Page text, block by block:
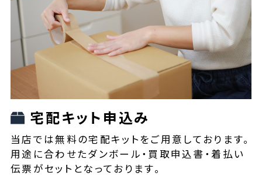
宅配キット申込み
当店では無料の宅配キットをご用意しております。
用途に合わせたダンボール・買取申込書・着払い
伝票がセットとなっております。